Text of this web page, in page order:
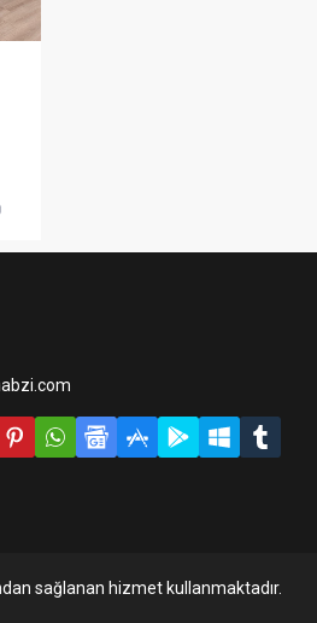
sağlanan hizmet kullanmaktadır.